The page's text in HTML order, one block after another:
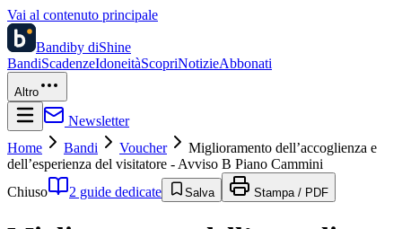
Vai al contenuto principale
Bandiby diShine
BandiScadenzeIdoneitàScopriNotizieAbbonati
Altro
Newsletter
Home
Bandi Voucher
Miglioramento dell’accoglienza e
dell’esperienza del visitatore - Avviso B Piano Cammini
Chiuso
2 guide dedicate Salva Stampa / PDF